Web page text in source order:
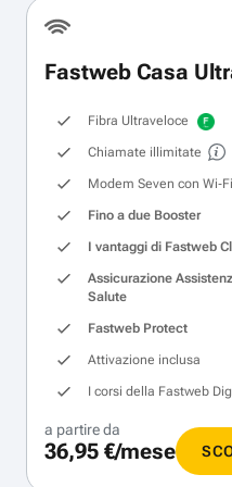
Fastweb Casa
Fibra Ultraveloce
Chiamate illimitate
Modem Seven con
Fino a due Booster
I vantaggi di Fastweb
Assicurazione
Salute
Fastweb Protect
Attivazione inclusa
I corsi della Fastweb
a partire da
36,95 €/mese